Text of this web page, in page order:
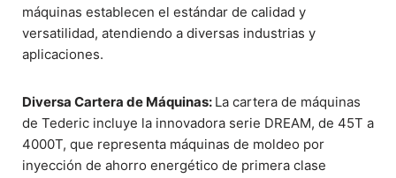
máquinas establecen el estándar de calidad y
versatilidad, atendiendo a diversas industrias y
aplicaciones.
Diversa Cartera de Máquinas: La cartera de máquinas
de Tederic incluye la innovadora serie DREAM, de 45T a
4000T, que representa máquinas de moldeo por
inyección de ahorro energético de primera clase